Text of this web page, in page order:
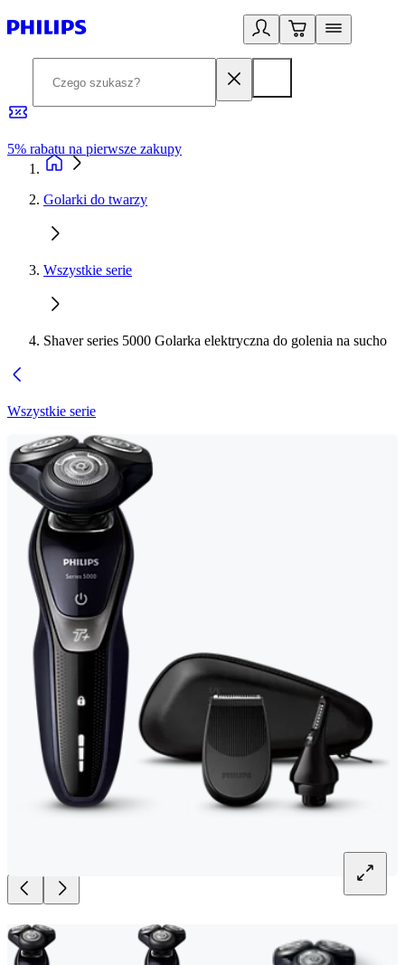
5% rabatu na pierwsze zakupy
Golarki do twarzy
Wszystkie serie
Shaver series 5000 Golarka elektryczna do golenia na sucho
Wszystkie serie